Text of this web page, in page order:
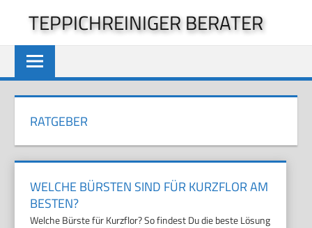
springen
TEPPICHREINIGER BERATER
RATGEBER
WELCHE BÜRSTEN SIND FÜR KURZFLOR AM
BESTEN?
Welche Bürste für Kurzflor? So findest Du die beste Lösung